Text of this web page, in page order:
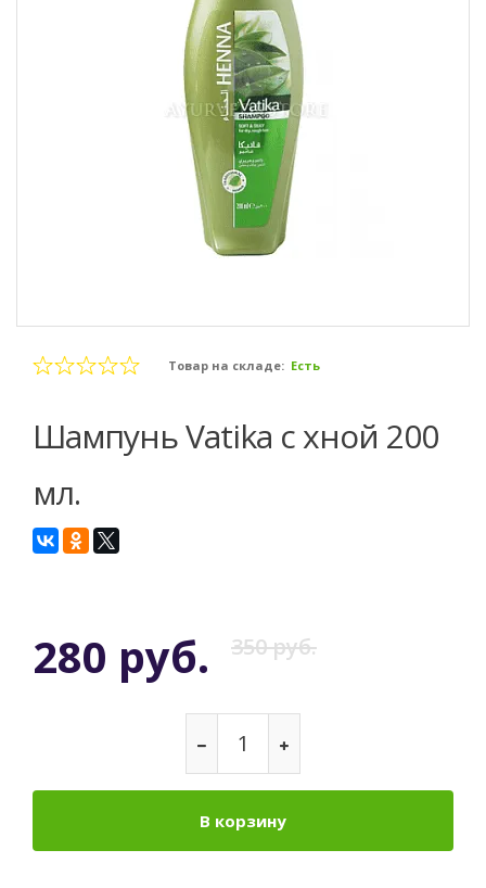
Товар на складе: Есть
Шампунь Vatika с хной 200
мл.
280 руб. 350 руб.
В корзину